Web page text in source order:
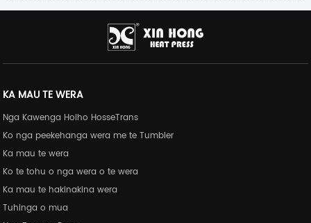
KA MAU TE WERA
Nga Kawenga Hoiho HosseTrans
Ko nga peekehanga wera me te Tumbler
Ka mau te wera
Ko te tohu o nga wera o te wera
Ka mau te hakinakina wera
Tuhinga o mua